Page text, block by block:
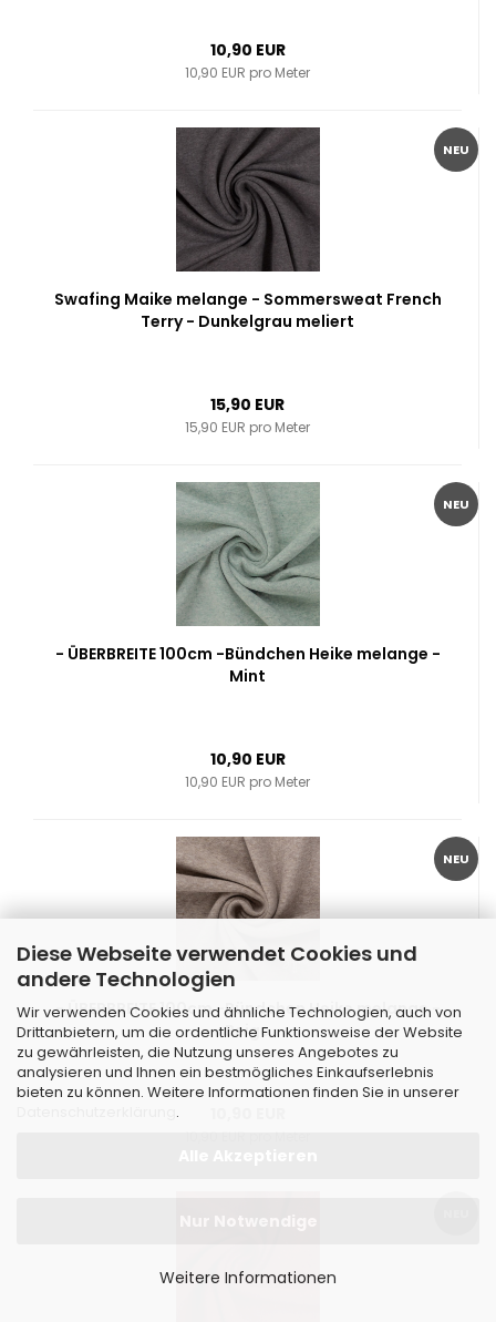
Diese Webseite verwendet Cookies und
andere Technologien
Wir verwenden Cookies und ähnliche Technologien, auch von
Drittanbietern, um die ordentliche Funktionsweise der Website
zu gewährleisten, die Nutzung unseres Angebotes zu
analysieren und Ihnen ein bestmögliches Einkaufserlebnis
bieten zu können. Weitere Informationen finden Sie in unserer
.
Weitere Informationen
10,90 EUR
10,90 EUR pro Meter
NEU
Swafing Maike melange - Sommersweat French
Terry - Dunkelgrau meliert
15,90 EUR
15,90 EUR pro Meter
NEU
- ÜBERBREITE 100cm -Bündchen Heike melange -
Mint
10,90 EUR
10,90 EUR pro Meter
NEU
- ÜBERBREITE 100cm -Bündchen Heike melange -
Beige